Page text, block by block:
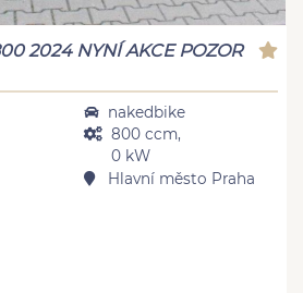
2024 NYNÍ AKCE POZOR
nakedbike
800 ccm,
0 kW
Hlavní město Praha